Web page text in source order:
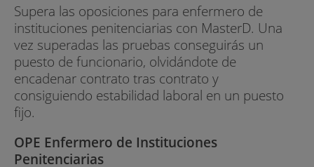
Supera las oposiciones para enfermero de
instituciones penitenciarias con MasterD. Una
vez superadas las pruebas conseguirás un
puesto de funcionario, olvidándote de
encadenar contrato tras contrato y
consiguiendo estabilidad laboral en un puesto
fijo.
OPE Enfermero de Instituciones
Penitenciarias